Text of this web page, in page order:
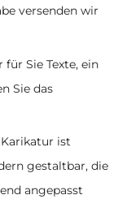
versenden wir
Sie Texte, ein
Sie das
Karikatur ist
gestaltbar, die
angepasst